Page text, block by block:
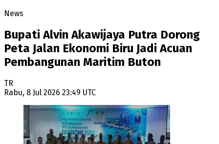
News
Bupati Alvin Akawijaya Putra Dorong
Peta Jalan Ekonomi Biru Jadi Acuan
Pembangunan Maritim Buton
TR
Rabu, 8 Jul 2026 23:49 UTC